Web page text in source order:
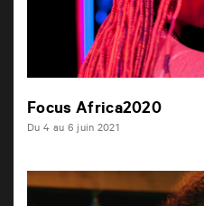
Focus Africa2020
Du 4 au 6 juin 2021